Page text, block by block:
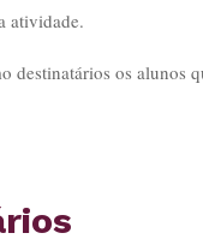
atividade.
destinatários os alunos